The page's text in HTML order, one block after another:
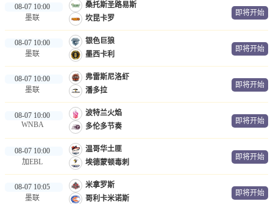
08-07 10:00
墨联
桑托斯圣路易斯
坎昆卡罗
即将开始
08-07 10:00
墨联
银色巨狼
墨西卡利
即将开始
08-07 10:00
墨联
弗雷斯尼洛虾
潘多拉
即将开始
08-07 10:00
WNBA
波特兰火焰
多伦多节奏
即将开始
08-07 10:00
加EBL
温哥华土匪
埃德蒙顿毒刺
即将开始
08-07 10:05
墨联
米拿罗斯
哥利卡米诺斯
即将开始